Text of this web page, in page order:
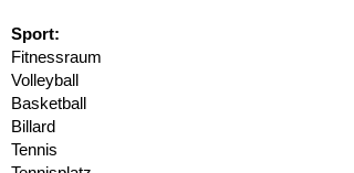
Sport:
Fitnessraum
Volleyball
Basketball
Billard
Tennis